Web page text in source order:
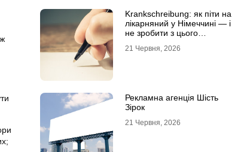
Krankschreibung: як піти на
лікарняний у Німеччині — і
не зробити з цього
21 Червня, 2026
Рекламна агенція Шість
Зірок
21 Червня, 2026